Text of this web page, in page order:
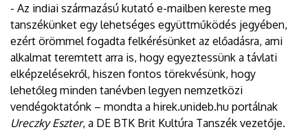
- Az indiai származású kutató e-mailben kereste meg
tanszékünket egy lehetséges együttműködés jegyében,
ezért örömmel fogadta felkérésünket az előadásra, ami
alkalmat teremtett arra is, hogy egyeztessünk a távlati
elképzelésekről, hiszen fontos törekvésünk, hogy
lehetőleg minden tanévben legyen nemzetközi
vendégoktatónk – mondta a hirek.unideb.hu portálnak
Ureczky Eszter, a DE BTK Brit Kultúra Tanszék vezetője.